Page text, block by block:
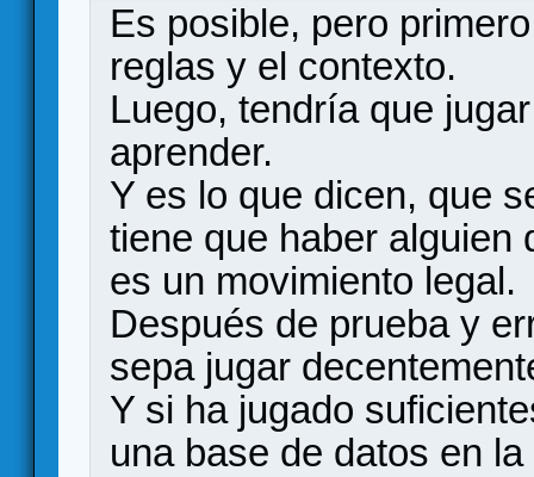
Es posible, pero
reglas y el contexto.
Luego, tendría que
aprender.
Y es lo que dicen, que
tiene que haber alguien
es un movimiento legal.
Después de prueba y
sepa jugar
Y si ha jugado
una base de datos en